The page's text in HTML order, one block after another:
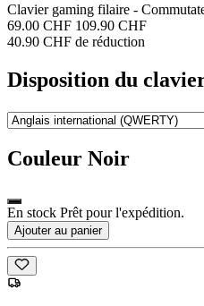
Clavier gaming filaire -
69.00 CHF 109.90 CHF
40.90 CHF de réduction
Disposition du
Couleur Noir
En stock Prêt pour l'expédition.
Ajouter au panier